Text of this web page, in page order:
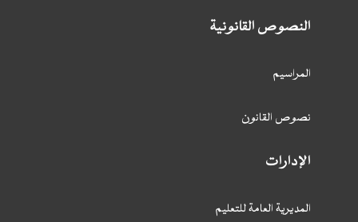
النصوص القانونية
المراسيم
نصوص القانون
الإدارات
المديرية العامة للتعليم